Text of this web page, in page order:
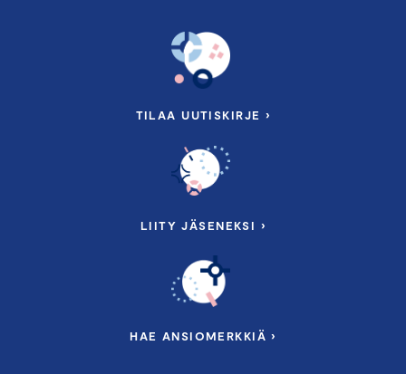
TILAA UUTISKIRJE ›
LIITY JÄSENEKSI ›
HAE ANSIOMERKKIÄ ›